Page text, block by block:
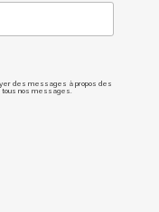
des messages à propos des
tous nos messages.